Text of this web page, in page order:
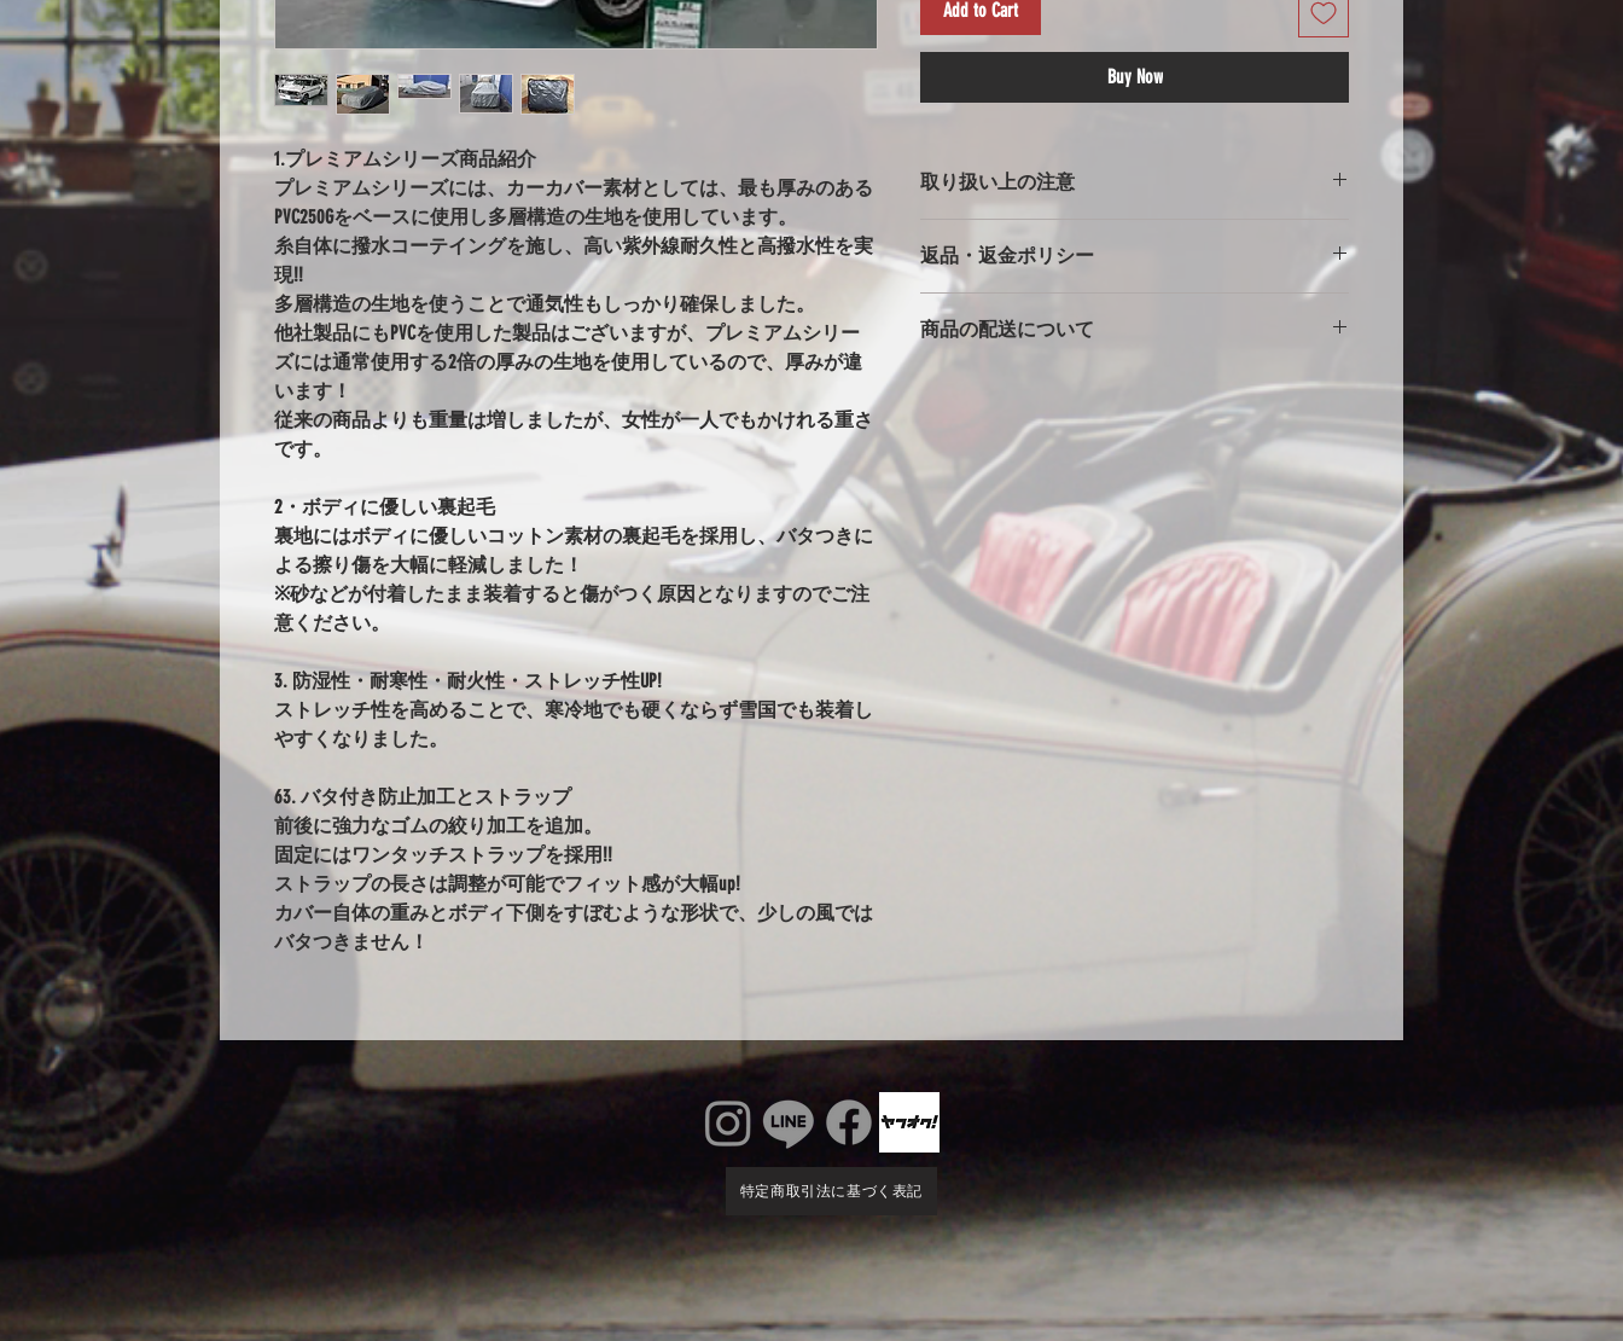
1.プレミアムシリーズ商品紹介
プレミアムシリーズには、カーカバー素材としては、最も厚みのある
PVC250Gをベースに使用し多層構造の生地を使用しています。
糸自体に撥水コーテイングを施し、高い紫外線耐久性と高撥水性を実
現!!
多層構造の生地を使うことで通気性もしっかり確保しました。
他社製品にもPVCを使用した製品はございますが、プレミアムシリー
ズには通常使用する2倍の厚みの生地を使用しているので、厚みが違
います！
従来の商品よりも重量は増しましたが、女性が一人でもかけれる重さ
です。
2・ボディに優しい裏起毛
裏地にはボディに優しいコットン素材の裏起毛を採用し、バタつきに
よる擦り傷を大幅に軽減しました！
※砂などが付着したまま装着すると傷がつく原因となりますのでご注
意ください。
3. 防湿性・耐寒性・耐火性・ストレッチ性UP!
ストレッチ性を高めることで、寒冷地でも硬くならず雪国でも装着し
やすくなりました。
63. バタ付き防止加工とストラップ
前後に強力なゴムの絞り加工を追加。
固定にはワンタッチストラップを採用!!
ストラップの長さは調整が可能でフィット感が大幅up!
カバー自体の重みとボディ下側をすぼむような形状で、少しの風では
バタつきません！
Add to Cart
Buy Now
取り扱い上の注意
※強風での使用の注意
バタ付きが大きいと擦れや傷の原因になりますので、し
っかりとストラップをしめて下さい。風の強い場合や台
風の時は、ホイール部分に布団を干す時に使用する大型
の洗濯ばさみを併用する等の工夫をしていただくとより
※完全防水にはしていません。
カバーには防水・撥水加工をしていますが、完全防水で
はありません。ビニール生地やテント生地などの完全防
水生地を使用すると、地面からの湿気でボディが錆てし
まうからです。その為あえて通気性を保つために完全防
水にはしていません。ミシンの縫い目から雨水が浸入す
ることがありますが、不良品ではありません。天気の良
い日など車もカバーをめくり換気する事をお勧めしま
す。
※オールペン車両やコーティング車両に使用する際の注
オールペンやボディコーティング直後の車両は塗膜が不
安定なためカバーの使用はお控えください。コーティン
グ剤や塗料の種類によっては、シミができる可能性があ
ります。万が一シミになった場合は速やかに天日で乾燥
させてください。（現在までに60件のみ、DIYで赤色にオ
返品・返金ポリシー
カバーは消耗品です。使用に伴う劣化や汚れ、破れ等の
返品返金は対応できません。事前にカスタム等ご相談い
ただいた車両で、極端にサイズが小さい・大きい等の初
期不良に関しては別途商品に交換させて頂きます。
商品の配送について
発送はゆうパックでの発送になります。土日祝・年末年
始の発送は出来ません。
特定商取引法に基づく表記